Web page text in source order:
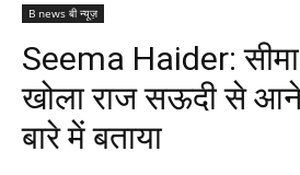
B news बी न्यूज़
Seema Haider:
खोला राज सऊदी से
बारे में बताया